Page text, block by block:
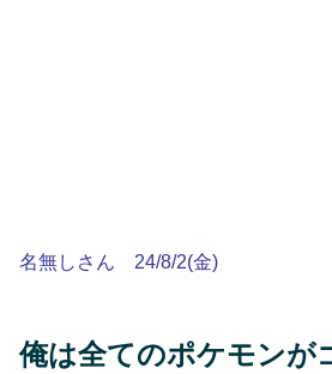
名無しさん 24/8/2(金)
俺は全てのポケモンが